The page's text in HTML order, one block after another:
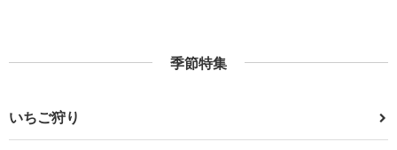
季節特集
いちご狩り